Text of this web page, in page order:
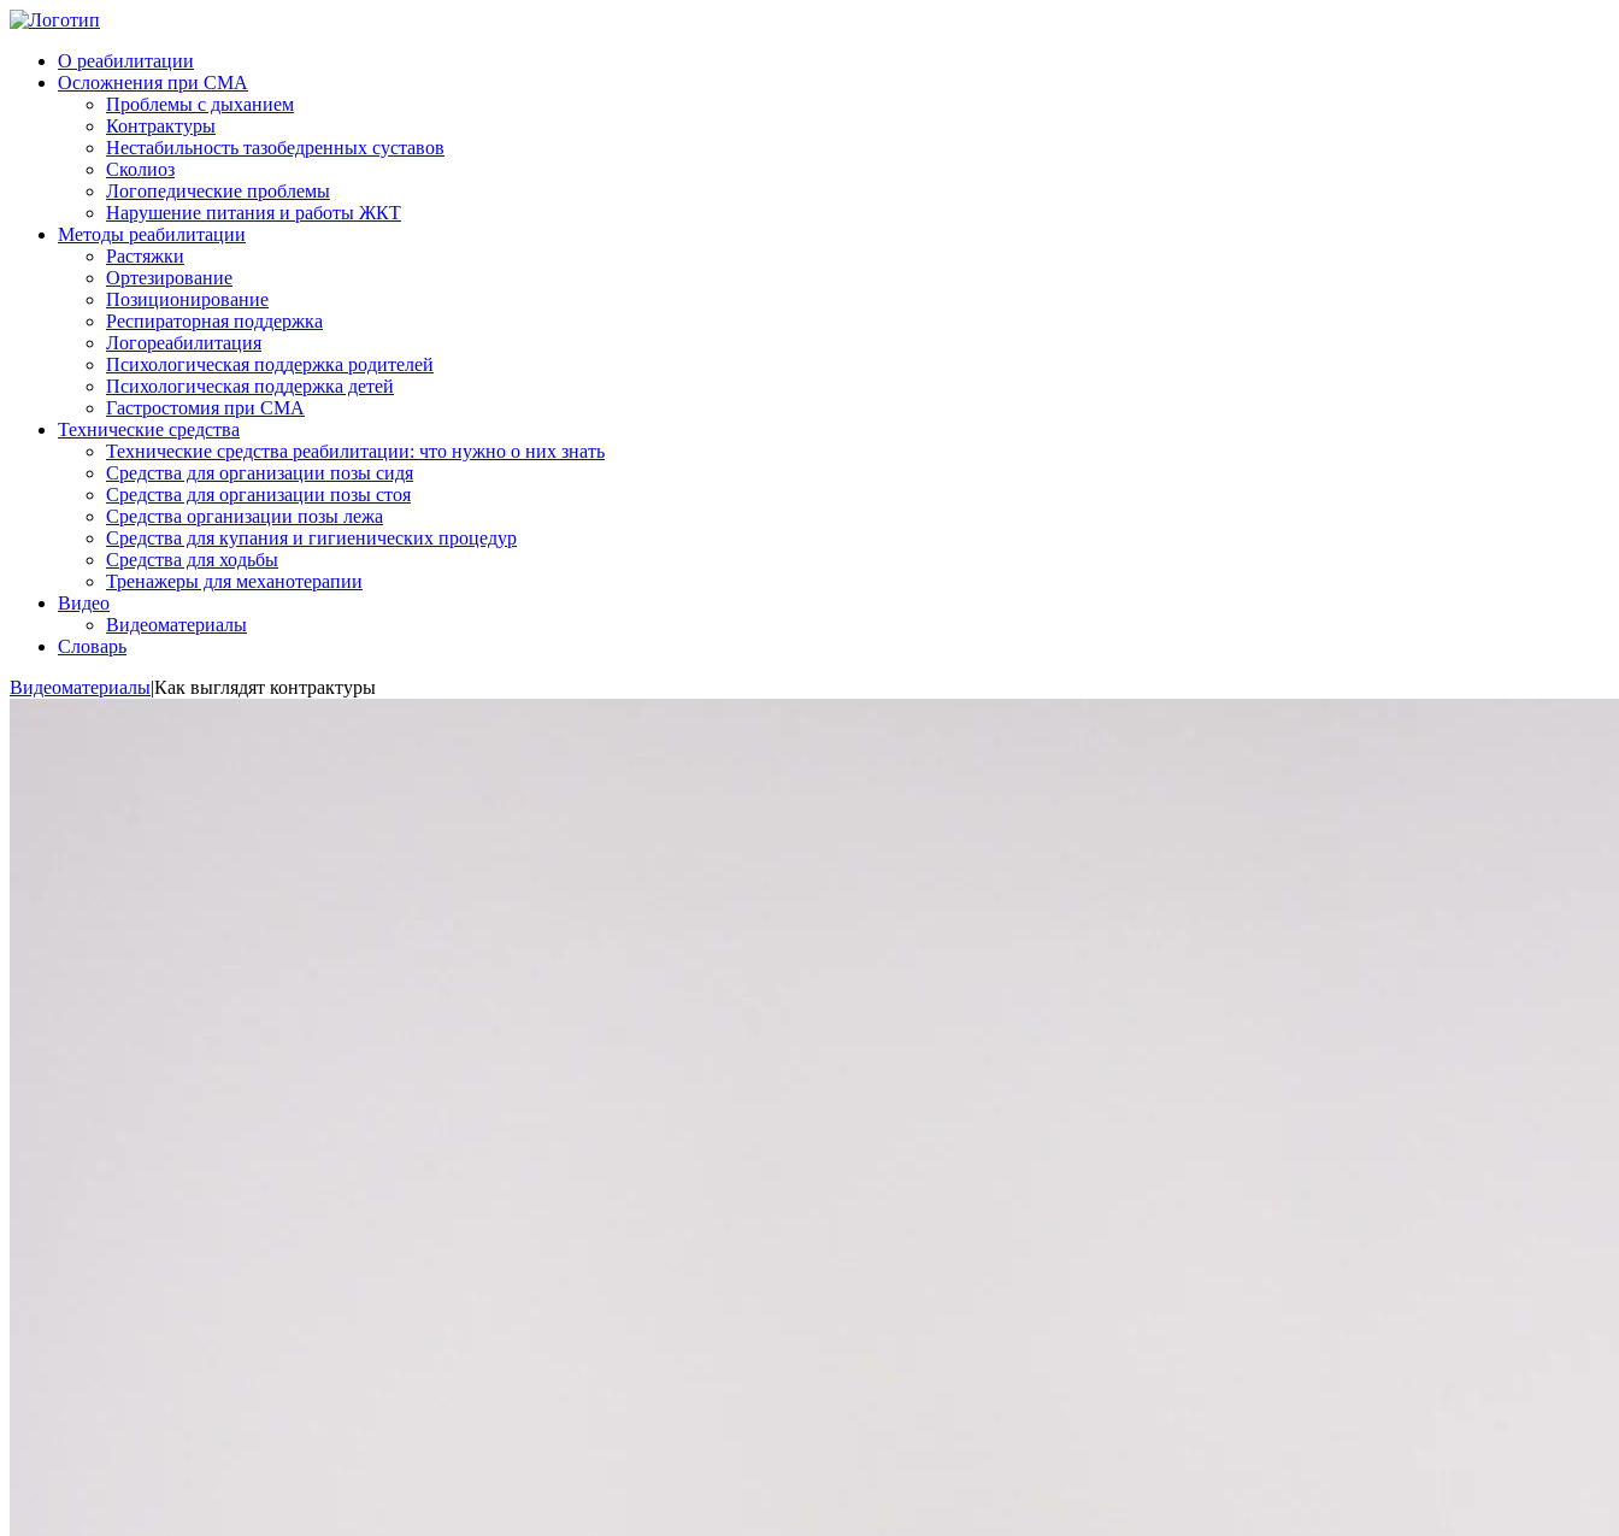
О реабилитации
Осложнения при СМА
Проблемы с дыханием
Контрактуры
Нестабильность тазобедренных суставов
Cколиоз
Логопедические проблемы
Нарушение питания и работы ЖКТ
Методы реабилитации
Растяжки
Ортезирование
Позиционирование
Респираторная поддержка
Логореабилитация
Психологическая поддержка родителей
Психологическая поддержка детей
Гастростомия при СМА
Технические средства
Технические средства реабилитации: что нужно о них знать
Средства для организации позы сидя
Средства для организации позы стоя
Средства организации позы лежа
Средства для купания и гигиенических процедур
Средства для ходьбы
Тренажеры для механотерапии
Видео
Видеоматериалы
Словарь
Видеоматериалы|Как выглядят контрактуры